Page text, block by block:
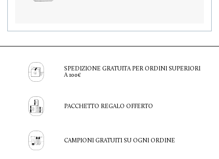
SPEDIZIONE GRATUITA PER ORDINI SUPERIORI
A 100€
PACCHETTO REGALO OFFERTO
CAMPIONI GRATUITI SU OGNI ORDINE